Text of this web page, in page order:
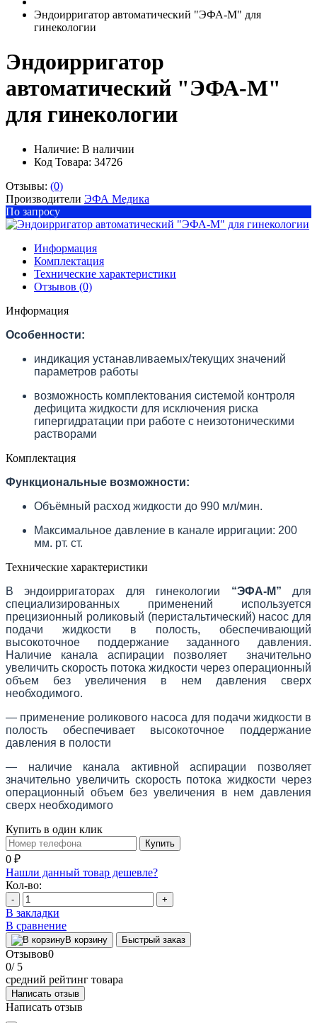
Эндоирригатор автоматический "ЭФА-М" для
гинекологии
Эндоирригатор
автоматический "ЭФА-М"
для гинекологии
Наличие: В наличии
Код Товара: 34726
Отзывы: (0)
Производители ЭФА Медика
По запросу
Информация
Комплектация
Технические характеристики
Отзывов (0)
Информация
Особенности:
индикация устанавливаемых/текущих значений
параметров работы
возможность комплектования системой контроля
дефицита жидкости для исключения риска
гипергидратации при работе с неизотоническими
растворами
Комплектация
Функциональные возможности:
Объёмный расход жидкости до 990 мл/мин.
Максимальное давление в канале ирригации: 200
мм. рт. ст.
Технические характеристики
В эндоирригаторах для гинекологии “ЭФА-М” для
специализированных применений используется
прецизионный роликовый (перистальтический) насос для
подачи жидкости в полость, обеспечивающий
высокоточное поддержание заданного давления.
Наличие канала аспирации позволяет значительно
увеличить скорость потока жидкости через операционный
объем без увеличения в нем давления сверх
необходимого.
— применение роликового насоса для подачи жидкости в
полость обеспечивает высокоточное поддержание
давления в полости
— наличие канала активной аспирации позволяет
значительно увеличить скорость потока жидкости через
операционный объем без увеличения в нем давления
сверх необходимого
Купить в один клик
Купить
0 ₽
Нашли данный товар дешевле?
Кол-во:
- +
В закладки
В сравнение
В корзину Быстрый заказ
Отзывов0
0/ 5
средний рейтинг товара
Написать отзыв
Написать отзыв